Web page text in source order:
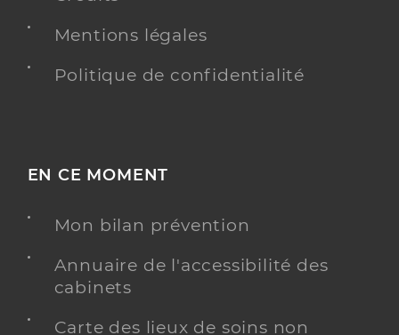
Mentions légales
Politique de confidentialité
EN CE MOMENT
Mon bilan prévention
Annuaire de l'accessibilité des
cabinets
Carte des lieux de soins non